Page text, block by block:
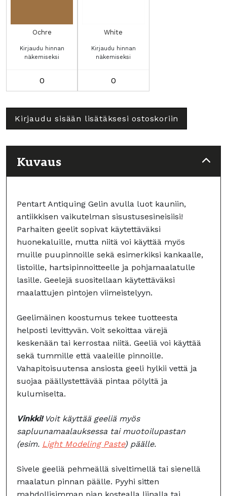
Ochre
Kirjaudu hinnan
näkemiseksi
White
Kirjaudu hinnan
näkemiseksi
Kirjaudu sisään lisätäksesi ostoskoriin
Kuvaus
Pentart Antiquing Gelin avulla luot kauniin,
antiikkisen vaikutelman sisustusesineisiisi!
Parhaiten geelit sopivat käytettäväksi
huonekaluille, mutta niitä voi käyttää myös
muille puupinnoille sekä esimerkiksi kankaalle,
listoille, hartsipinnoitteelle ja pohjamaalatulle
lasille. Geelejä suositellaan käytettäväksi
maalattujen pintojen viimeistelyyn.
Geelimäinen koostumus tekee tuotteesta
helposti levittyvän. Voit sekoittaa värejä
keskenään tai kerrostaa niitä. Geeliä voi käyttää
sekä tummille että vaaleille pinnoille.
Vahapitoisuutensa ansiosta geeli hylkii vettä ja
suojaa päällystettävää pintaa pölyltä ja
kulumiselta.
Vinkki!Voit käyttää geeliä myös
sapluunamaalauksessa tai muotoilupastan
(esim. Light Modeling Paste) päälle.
Sivele geeliä pehmeällä siveltimellä tai sienellä
maalatun pinnan päälle. Pyyhi sitten